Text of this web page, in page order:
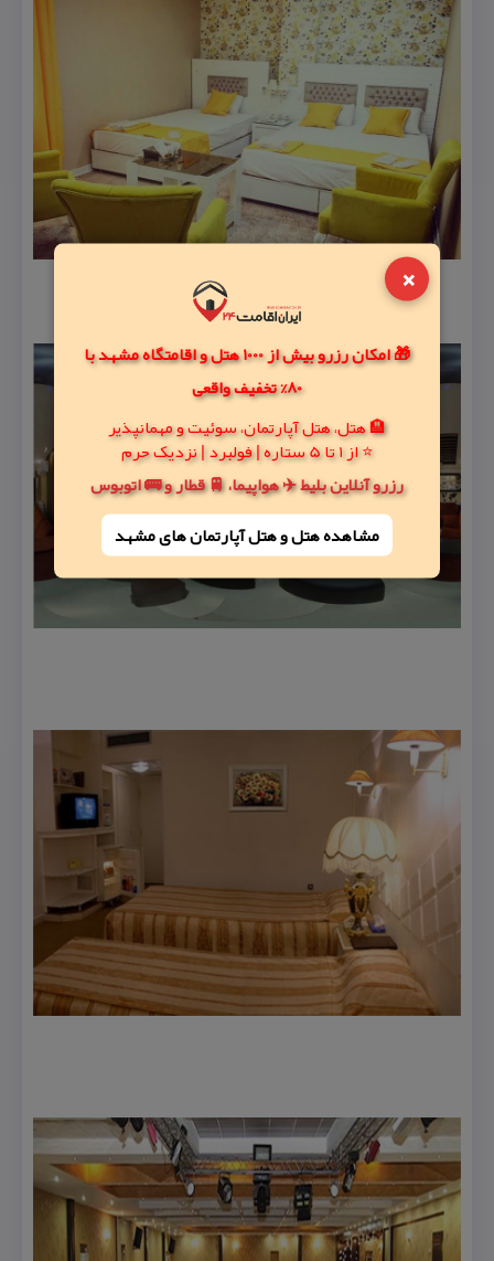
×
🎁 امکان رزرو بیش از 1000 هتل و اقامتگاه مشهد با
80% تخفیف واقعی
🏨 هتل، هتل آپارتمان، سوئیت و مهمانپذیر
⭐ از 1 تا 5 ستاره | فولبرد | نزدیک حرم
رزرو آنلاین بلیط ✈️ هواپیما، 🚆 قطار و 🚌 اتوبوس
مشاهده هتل و هتل‌ آپارتمان های مشهد